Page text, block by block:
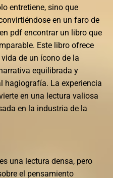
entretiene, sino que
en un faro de
pdf encontrar un libro que
Este libro ofrece
de un ícono de la
equilibrada y
hagiografía. La experiencia
en una lectura valiosa
en la industria de la
una lectura densa, pero
el pensamiento